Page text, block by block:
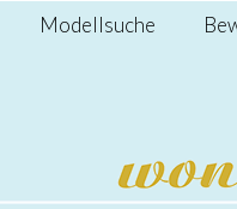
Modellsuche